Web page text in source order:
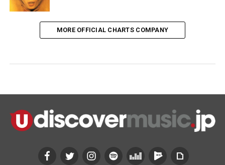
MORE OFFICIAL CHARTS COMPANY